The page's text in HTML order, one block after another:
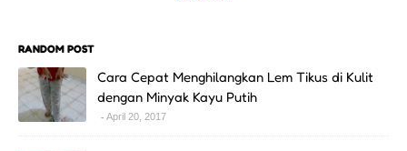
RANDOM POST
Cara Cepat Menghilangkan Lem Tikus di Kulit
dengan Minyak Kayu Putih
April 20, 2017